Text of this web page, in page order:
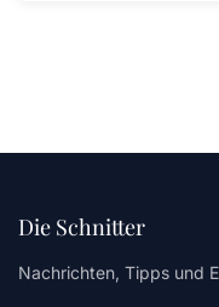
Die Schnitter
Nachrichten, Tipps und